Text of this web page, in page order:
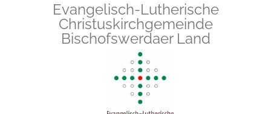
Evangelisch-Lutherische
Christuskirchgemeinde
Bischofswerdaer Land